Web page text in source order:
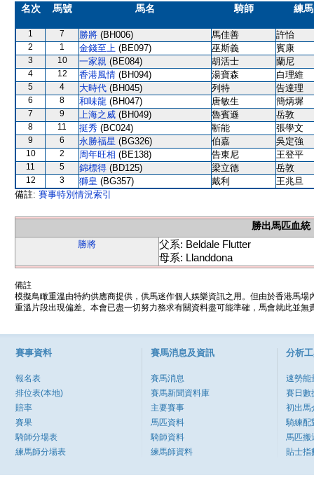
名次 馬號 馬名 騎師 練
1 7 勝將 (BH006) 馬佳善 許怡
2 1 金錢至上 (BE097) 巫斯義 賓康
3 10 一家親 (BE084) 胡活士 蘭尼
4 12 香港風情 (BH094) 湯寶森 白理維
5 4 大時代 (BH045) 列特 告達理
6 8 和味龍 (BH047) 唐敏生 簡炳墀
7 9 上海之威 (BH049) 魯賓遜 岳敦
8 11 挺秀 (BC024) 靳能 張學文
9 6 永勝福星 (BG326) 伯嘉 吳定強
10 2 周年旺相 (BE138) 告東尼 王登平
11 5 錦標得 (BD125) 梁立德 岳敦
12 3 獅皇 (BG357) 戴利
王兆旦
備註: 賽事特別情況索引
勝出馬匹血統
勝將
父系: Beldale Flutter
母系: Llanddona
備註
模擬鳥瞰重溫由特約供應商提供，供馬迷作個人娛樂資訊之用。但由於香港馬
重溫片段出現偏差。本會已盡一切努力務求有關資料盡可能準確，馬會就此並
賽事資料
報名表
排位表(本地)
賠率
賽果
騎師分場表
練馬師分場表
賽馬消息及資訊
賽馬消息
賽馬新聞資料庫
主要賽事
馬匹資料
騎師資料
練馬師資料
分析
速勢能
賽日數
初出馬
騎練配
馬匹搬
貼士指